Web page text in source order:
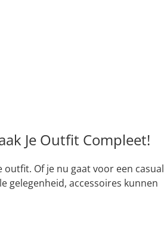
Je Outfit Compleet!
Of je nu gaat voor een casual
gelegenheid, accessoires kunnen